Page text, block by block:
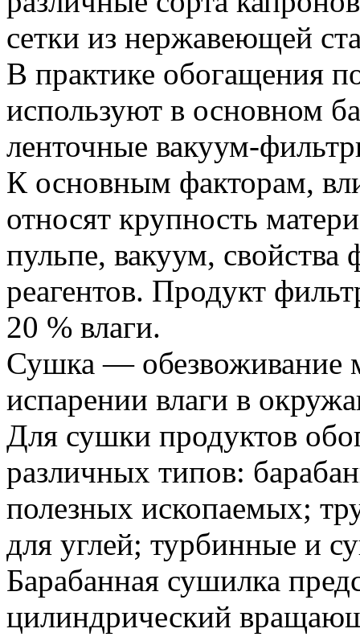
сетки из нержавеющей
В практике обогащения
используют в основном
ленточные вакуум-
К основным факторам,
относят крупность
пульпе, вакуум, свойства
реагентов. Продукт
20 % влаги.
Сушка — обезвоживание
испарении влаги в
Для сушки продуктов
различных типов:
полезных ископаемых;
для углей; турбинные и
Барабанная сушилка
цилиндрический